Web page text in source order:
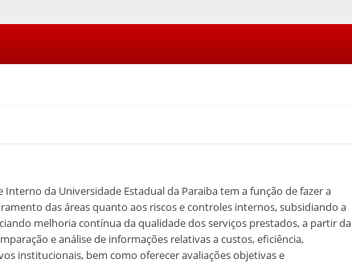
da Universidade Estadual da Paraiba tem a função de fazer a
das áreas quanto aos riscos e controles internos, subsidiando a
melhoria contínua da qualidade dos serviços prestados, a partir da
e análise de informações relativas a custos, eficiência,
institucionais, bem como oferecer avaliações objetivas e